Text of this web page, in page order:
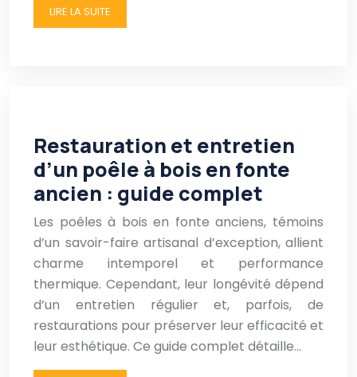
LIRE LA SUITE
Restauration et entretien
d’un poêle à bois en fonte
ancien : guide complet
Les poêles à bois en fonte anciens, témoins
d’un savoir-faire artisanal d’exception, allient
charme intemporel et performance
thermique. Cependant, leur longévité dépend
d’un entretien régulier et, parfois, de
restaurations pour préserver leur efficacité et
leur esthétique. Ce guide complet détaille…